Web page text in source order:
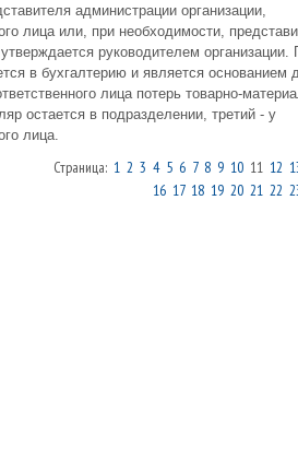
администрации организации,
лица или, при необходимости,
руководителем организации.
в бухгалтерию и является основанием
лица потерь товарно-
остается в подразделении, третий - у
лица.
Страница: 1 2 3 4 5 6 7 8 9 10 11 12
16 17 18 19 20 21 22